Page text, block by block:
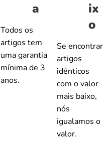
a
Todos os
artigos tem
uma garantia
mínima de 3
anos.
ix
o
Se encontrar
artigos
idênticos
com o valor
mais baixo,
nós
igualamos o
valor.